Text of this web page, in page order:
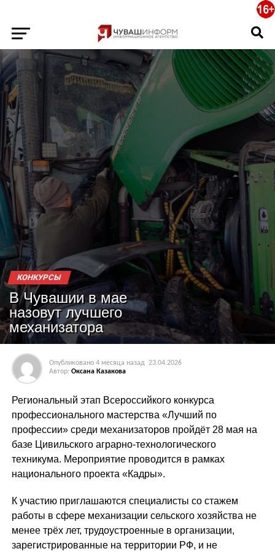
КОНКУРСЫ
В Чувашии в мае
назовут лучшего
механизатора
Опубликовано 4 месяца назад 23.04.2026
Автор: Оксана Казакова
Региональный этап Всероссийкого конкурса
профессионального мастерства «Лучший по
профессии» среди механизаторов пройдёт 28 мая на
базе Цивильского аграрно-технологического
техникума. Мероприятие проводится в рамках
национального проекта «Кадры».
К участию приглашаются специалисты со стажем
работы в сфере механизации сельского хозяйства не
менее трёх лет, трудоустроенные в организации,
зарегистрированные на территории РФ, и не